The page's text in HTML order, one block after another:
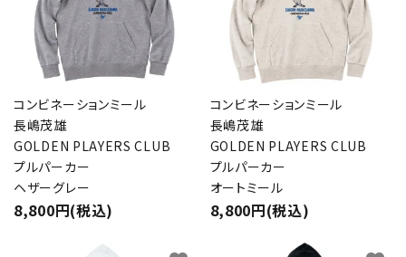
コンビネーションミール
長嶋茂雄
GOLDEN PLAYERS CLUB
プルパーカー
ヘザーグレー
8,800円(税込)
コンビネーションミール
長嶋茂雄
GOLDEN PLAYERS CLUB
プルパーカー
オートミール
8,800円(税込)
キーワード